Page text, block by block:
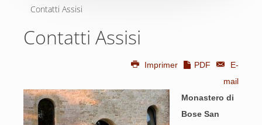
Contatti Assisi
Contatti Assisi
Imprimer PDF
E-
mail
Monastero di
Bose San